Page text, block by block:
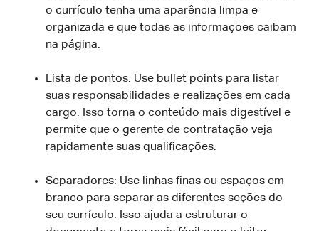
o currículo tenha uma aparência limpa e
organizada e que todas as informações caibam
na página.
Lista de pontos: Use bullet points para listar
suas responsabilidades e realizações em cada
cargo. Isso torna o conteúdo mais digestível e
permite que o gerente de contratação veja
rapidamente suas qualificações.
Separadores: Use linhas finas ou espaços em
branco para separar as diferentes seções do
seu currículo. Isso ajuda a estruturar o